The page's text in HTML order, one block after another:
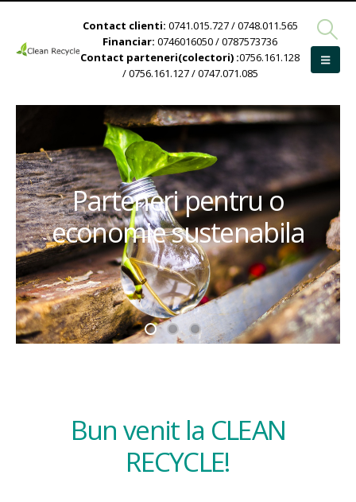
Contact clienti: 0741.015.727 / 0748.011.565
Financiar: 0746016050 / 0787573736
Contact parteneri(colectori) :0756.161.128
/ 0756.161.127 / 0747.071.085
Parteneri pentru o
economie sustenabila
Bun venit la CLEAN
RECYCLE!